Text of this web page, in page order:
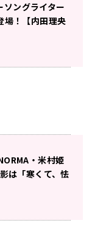
ングライター
場！【内田理央
・米村姫
は「寒くて、怯